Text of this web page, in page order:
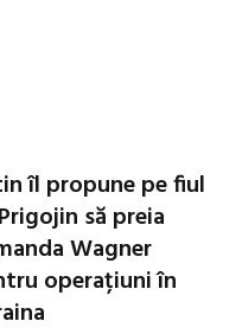
îl propune pe fiul
să preia
Wagner
operațiuni în